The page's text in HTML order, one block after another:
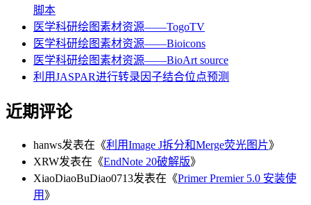
脚本
医学科研绘图素材资源——TogoTV
医学科研绘图素材资源——Bioicons
医学科研绘图素材资源——BioArt source
利用JASPAR进行转录因子结合位点预测
近期评论
hanws发表在《利用Image J拆分和Merge荧光图片》
XRW发表在《EndNote 20破解版》
XiaoDiaoBuDiao0713发表在《Primer Premier 5.0 安装使
用 》